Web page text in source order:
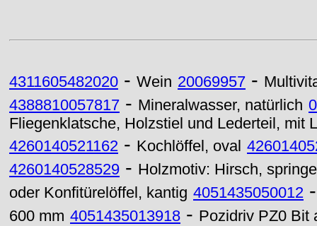
4311605482020 - Wein 20069957 -
4388810057817 - Mineralwasser, natürlich
Fliegenklatsche, Holzstiel und Lederteil, mit
4260140521162 - Kochlöffel, oval
4260140528529 - Holzmotiv: Hirsch,
oder Konfitürelöffel, kantig 4051435050012
600 mm 4051435013918 - Pozidriv PZ0 Bit